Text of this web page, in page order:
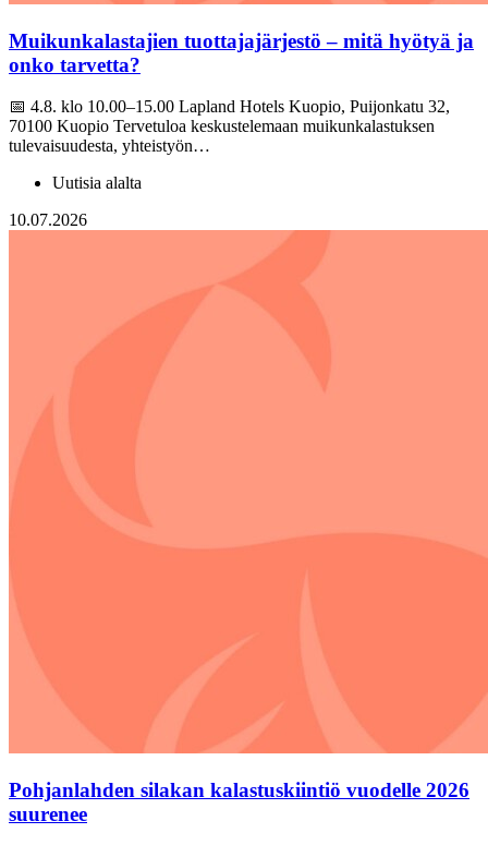
Muikunkalastajien tuottajajärjestö – mitä hyötyä ja
onko tarvetta?
📅 4.8. klo 10.00–15.00 Lapland Hotels Kuopio, Puijonkatu 32,
70100 Kuopio Tervetuloa keskustelemaan muikunkalastuksen
tulevaisuudesta, yhteistyön…
Uutisia alalta
10.07.2026
Pohjanlahden silakan kalastuskiintiö vuodelle 2026
suurenee